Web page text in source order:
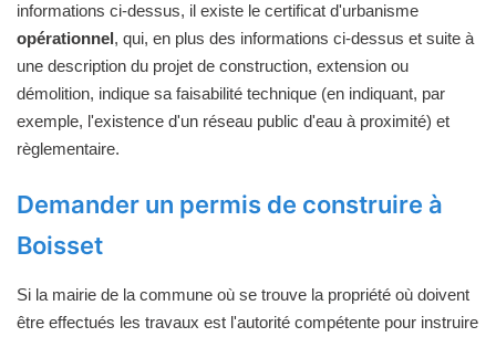
informations ci-dessus, il existe le certificat d'urbanisme
opérationnel, qui, en plus des informations ci-dessus et suite à
une description du projet de construction, extension ou
démolition, indique sa faisabilité technique (en indiquant, par
exemple, l'existence d'un réseau public d'eau à proximité) et
règlementaire.
Demander un permis de construire à
Boisset
Si la mairie de la commune où se trouve la propriété où doivent
être effectués les travaux est l'autorité compétente pour instruire